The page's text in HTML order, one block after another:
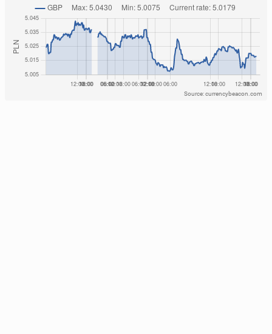
Source: currencybeacon.com